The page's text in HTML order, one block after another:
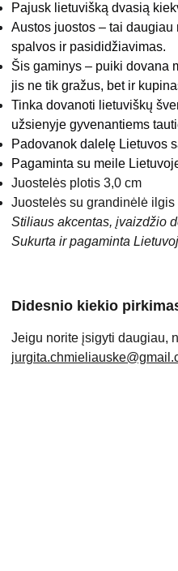
Pajusk lietuvišką dvasią
Austos juostos – tai daugiau
spalvos ir pasididžiavimas.
Šis gaminys – puiki dovana
jis ne tik gražus, bet ir
Tinka dovanoti lietuviškų
užsienyje gyvenantiems
Padovanok dalelę Lietuvos
Pagaminta su meile
Juostelės plotis 3,0 cm
Juostelės su grandinėlė ilgis
Stiliaus akcentas, įvaizdžio
Sukurta ir pagaminta
Didesnio kiekio
Jeigu norite įsigyti daugiau,